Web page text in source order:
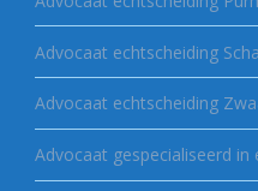
Advocaat echtscheiding
Advocaat echtscheiding
Advocaat gespecialiseerd in